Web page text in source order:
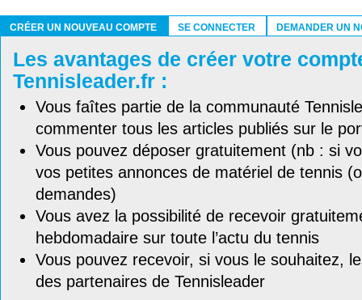
CRÉER UN NOUVEAU COMPTE
SE CONNECTER DEMANDER UN
Les avantages de créer votre
Tennisleader.fr :
Vous faîtes partie de la communauté
commenter tous les articles publiés sur le
Vous pouvez déposer gratuitement (nb : si
vos petites annonces de matériel de tennis
demandes)
Vous avez la possibilité de recevoir
hebdomadaire sur toute l’actu du tennis
Vous pouvez recevoir, si vous le souhaitez,
des partenaires de Tennisleader